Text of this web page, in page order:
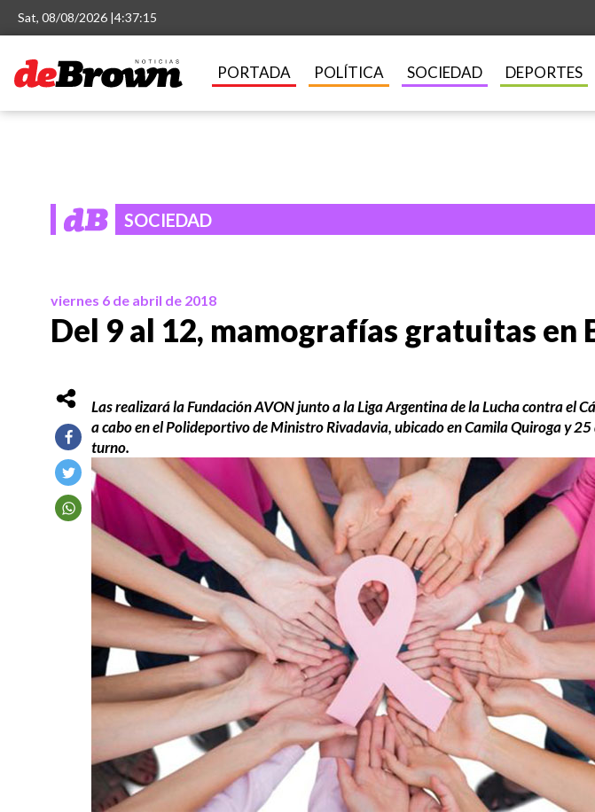
Sat, 08/08/2026 |4:37:16
PORTADA POLÍTICA SOCIEDAD DEPORTES
SOCIEDAD
viernes 6 de abril de 2018
Del 9 al 12, mamografías gratuitas en
Las realizará la Fundación AVON junto a la Liga Argentina de la Lucha contra el
a cabo en el Polideportivo de Ministro Rivadavia, ubicado en Camila Quiroga y
turno.